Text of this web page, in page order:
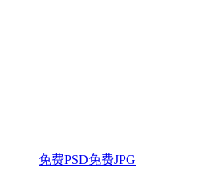
免费PSD免费JPG